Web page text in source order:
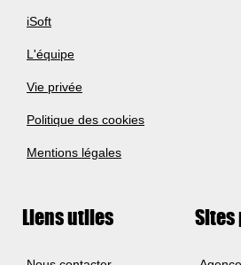
iSoft
L'équipe
Vie privée
Politique des cookies
Mentions légales
Liens utiles